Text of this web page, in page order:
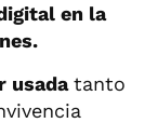
en la
usadatanto